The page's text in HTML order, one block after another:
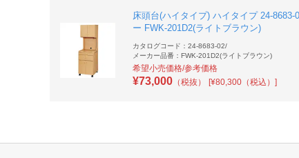
床頭台(ハイタイプ) ハイタイプ 24-8683-
ー FWK-201D2(ライトブラウン)
カタログコード：24-8683-02/
メーカー品番：FWK-201D2(ライトブラウン)
希望小売価格/参考価格
¥73,000 （税抜） [¥80,300（税込）]